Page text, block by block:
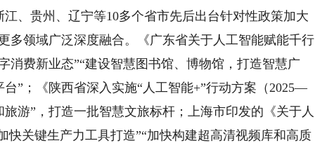
贵州、辽宁等10多个省市先后出台针对性政策加大
多领域广泛深度融合。《广东省关于人工智能赋能千行
消费新业态”“建设智慧图书馆、博物馆，打造智慧广
”；《陕西省深入实施“人工智能+”行动方案（2025—
游”，打造一批智慧文旅标杆；上海市印发的《关于人
快关键生产力工具打造”“加快构建超高清视频库和高质